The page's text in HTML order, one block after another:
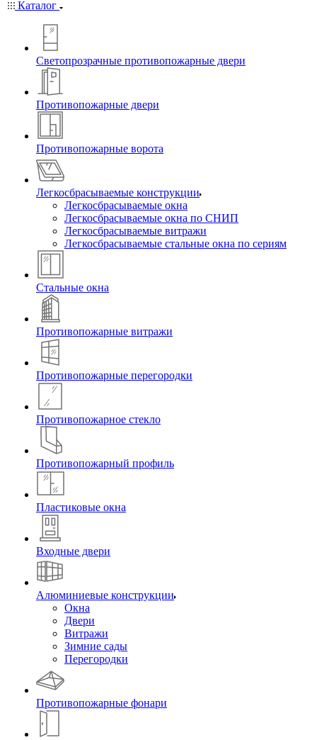
Каталог
Светопрозрачные противопожарные двери
Противопожарные двери
Противопожарные ворота
Легкосбрасываемые конструкции
Легкосбрасываемые окна
Легкосбрасываемые окна по СНИП
Легкосбрасываемые витражи
Легкосбрасываемые стальные окна по сериям
Стальные окна
Противопожарные витражи
Противопожарные перегородки
Противопожарное стекло
Противопожарный профиль
Пластиковые окна
Входные двери
Алюминиевые конструкции
Окна
Двери
Витражи
Зимние сады
Перегородки
Противопожарные фонари